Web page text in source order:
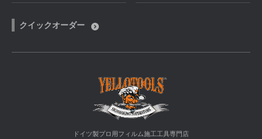
クイックオーダー
ドイツ製プロ用フィルム施工工具専門店